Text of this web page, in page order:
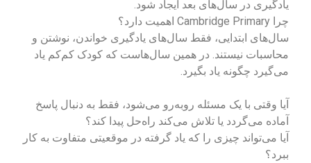
یادگیری در سال‌های بعد ایجاد شود.
چرا Cambridge Primary اهمیت دارد؟
سال‌های ابتدایی، فقط سال‌های یادگیری خواندن، نوشتن و
محاسبات نیستند. در همین سال‌هاست که کودک کم‌کم یاد
می‌گیرد چگونه یاد بگیرد.
آیا وقتی با یک مسئله روبه‌رو می‌شود، فقط به دنبال پاسخ
آماده می‌گردد یا تلاش می‌کند راه‌حل پیدا کند؟
آیا می‌تواند چیزی را که یاد گرفته در موقعیتی متفاوت به کار
ببرد؟